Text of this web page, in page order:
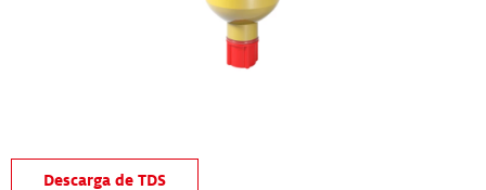
Descarga de TDS